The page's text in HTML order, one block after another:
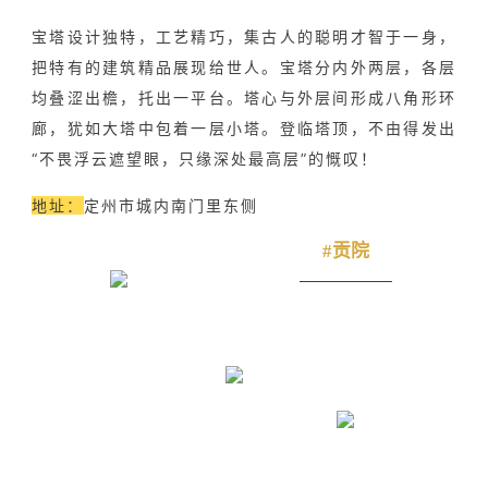
宝塔设计独特，工艺精巧，集古人的聪明才智于一身，
把特有的建筑精品展现给世人。宝塔分内外两层，各层
均叠涩出檐，托出一平台。塔心与外层间形成八角形环
廊，犹如大塔中包着一层小塔。登临塔顶，不由得发出
“不畏浮云遮望眼，只缘深处最高层”的慨叹！
地址： 定州市城内南门里东侧
#贡院